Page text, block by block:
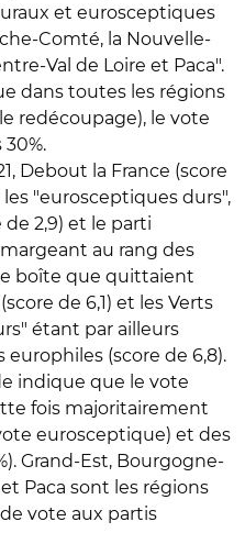
et eurosceptiques
Comté, la Nouvelle-
Val de Loire et Paca".
dans toutes les régions
redécoupage), le vote
Debout la France (score
"eurosceptiques durs",
de 2,9) et le parti
au rang des
boîte que quittaient
de 6,1) et les Verts
étant par ailleurs
(score de 6,8).
indique que le vote
fois majoritairement
eurosceptique) et des
Grand-Est, Bourgogne-
Paca sont les régions
vote aux partis